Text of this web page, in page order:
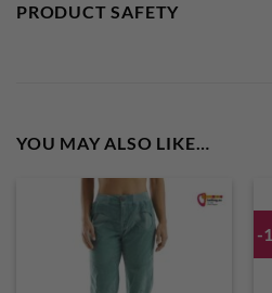
PRODUCT SAFETY
YOU MAY ALSO LIKE…
-